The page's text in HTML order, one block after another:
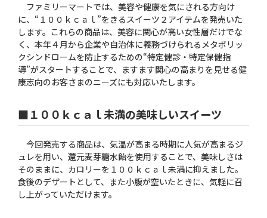
ファミリーマートでは、美容や健康を気にされる方向け
に、“１００ｋｃａｌ”をきるスイーツ２アイテムを発売いた
します。これらの商品は、美容に関心が高い女性層だけでな
く、本年４月から企業や自治体に義務づけられるメタボリッ
クシンドロームを防止するための“特定健診・特定保健指
導”がスタートすることで、ますます関心の高まりを見せる健
康志向のお客さまのニーズにも対応いたします。
■１００ｋｃａｌ未満の美味しいスイーツ
今回発売する商品は、気温が高まる時期に人気が高まるジ
ュレを用い、還元麦芽糖水飴を使用することで、美味しさは
そのままに、カロリーを１００ｋｃａｌ未満に抑えました。
食後のデザートとして、また小腹が空いたときに、気軽に召
し上がっていただけます。